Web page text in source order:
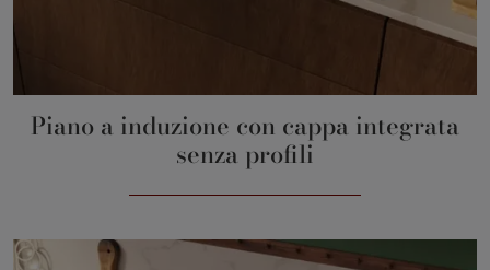
Piano a induzione con cappa integrata
senza profili